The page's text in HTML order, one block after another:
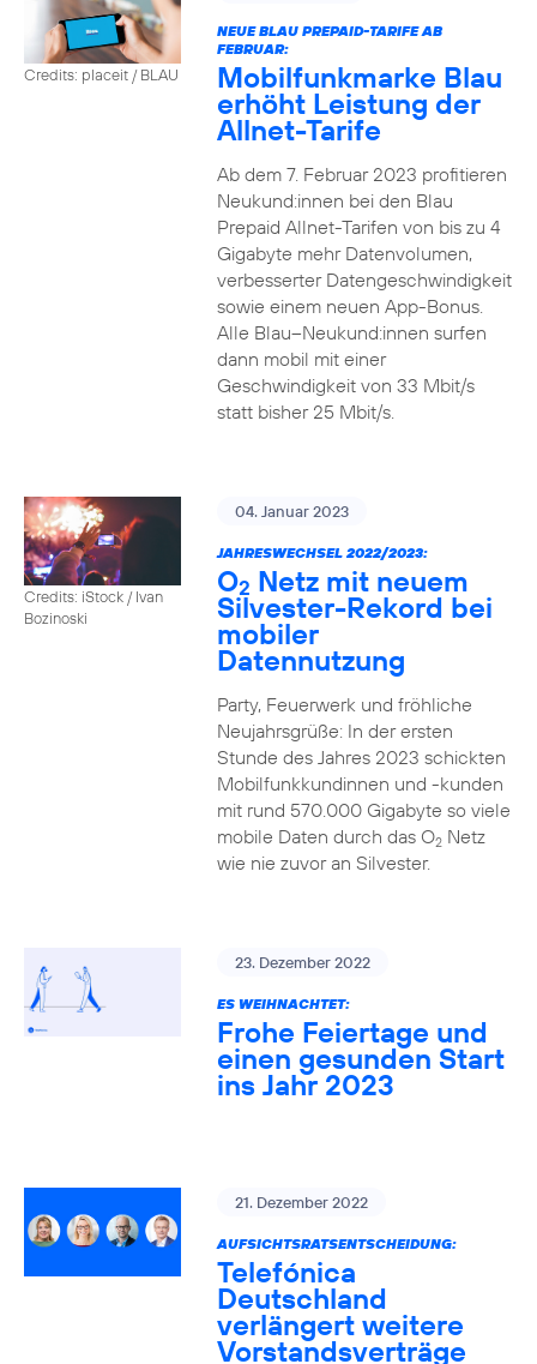
Credits: placeit / BLAU
NEUE BLAU PREPAID-TARIFE AB
FEBRUAR:
Mobilfunkmarke Blau
erhöht Leistung der
Allnet-Tarife
Ab dem 7. Februar 2023 profitieren
Neukund:innen bei den Blau
Prepaid Allnet-Tarifen von bis zu 4
Gigabyte mehr Datenvolumen,
verbesserter Datengeschwindigkeit
sowie einem neuen App-Bonus.
Alle Blau–Neukund:innen surfen
dann mobil mit einer
Geschwindigkeit von 33 Mbit/s
statt bisher 25 Mbit/s.
Credits: iStock / Ivan
Bozinoski
04. Januar 2023
JAHRESWECHSEL 2022/2023:
O2 Netz mit neuem
Silvester-Rekord bei
mobiler
Datennutzung
Party, Feuerwerk und fröhliche
Neujahrsgrüße: In der ersten
Stunde des Jahres 2023 schickten
Mobilfunkkundinnen und -kunden
mit rund 570.000 Gigabyte so viele
mobile Daten durch das O2Netz
wie nie zuvor an Silvester.
23. Dezember 2022
ES WEIHNACHTET:
Frohe Feiertage und
einen gesunden Start
ins Jahr 2023
21. Dezember 2022
AUFSICHTSRATSENTSCHEIDUNG:
Telefónica
Deutschland
verlängert weitere
Vorstandsverträge